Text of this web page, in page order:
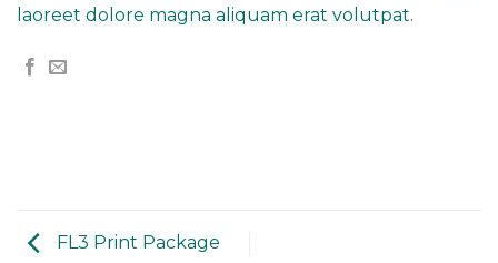
laoreet dolore magna aliquam erat volutpat.
FL3 Print Package